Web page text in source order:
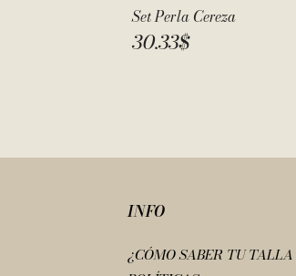
Set Perla Cereza
30.33$
INFO
¿CÓMO SABER TU